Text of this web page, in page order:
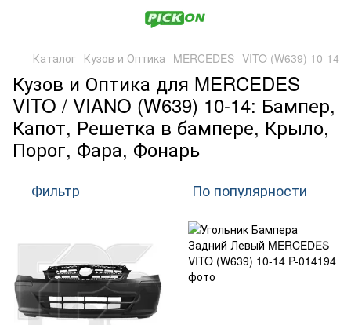
Каталог Кузов и Оптика MERCEDES VITO (W639) 10-14
Кузов и Оптика для MERCEDES
VITO / VIANO (W639) 10-14: Бампер,
Капот, Решетка в бампере, Крыло,
Порог, Фара, Фонарь
Фильтр По популярности